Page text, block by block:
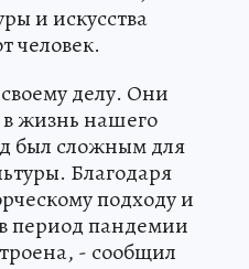
и искусства
человек.
делу. Они
жизнь нашего
был сложным для
Благодаря
подходу и
период пандемии
- сообщил